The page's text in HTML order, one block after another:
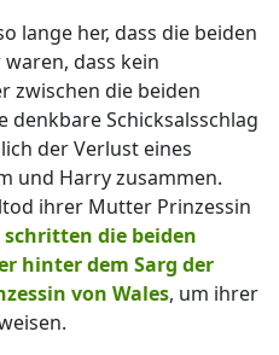
lange her, dass die beiden
dass kein
zwischen die beiden
denkbare Schicksalsschlag
der Verlust eines
und Harry zusammen.
ihrer Mutter Prinzessin
schritten die beiden
hinter dem Sarg der
von Wales, um ihrer